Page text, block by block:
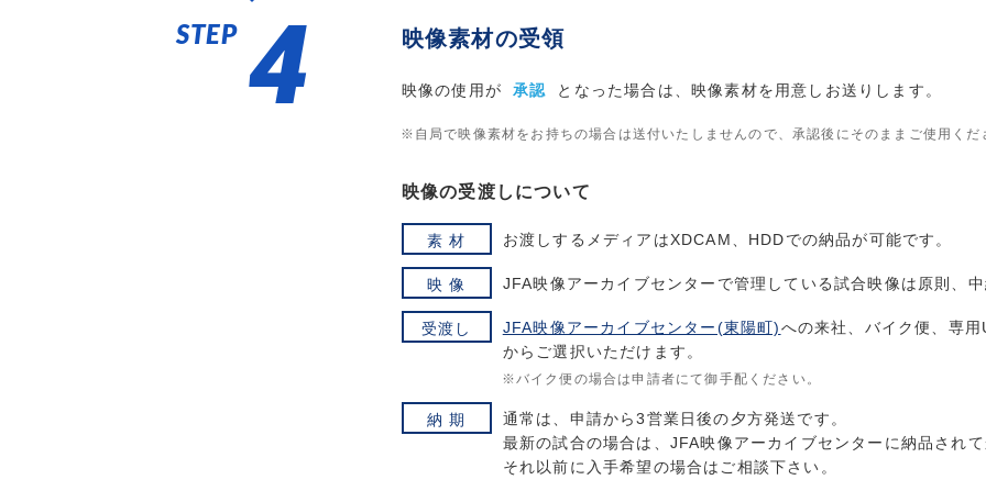
STEP 4 映像素材の受領
映像の使用が 承認 となった場合は、映像素材を用意しお送りします。
※自局で映像素材をお持ちの場合は送付いたしませんので、承認後にそのままご使用くだ
映像の受渡しについて
素 材 お渡しするメディアはXDCAM、HDDでの納品が可能です。
映 像 JFA映像アーカイブセンターで管理している試合映像は原則、
受渡し JFA映像アーカイブセンター(東陽町)への来社、バイク便、専
からご選択いただけます。
※バイク便の場合は申請者にて御手配ください。
納 期
通常は、申請から3営業日後の夕方発送です。
最新の試合の場合は、JFA映像アーカイブセンターに納品され
それ以前に入手希望の場合はご相談下さい。